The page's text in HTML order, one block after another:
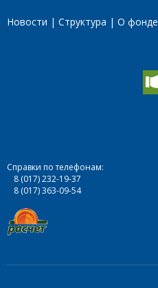
Новости Структура О фонде
Справки по телефонам:
8 (017) 232-19-37
8 (017) 363-09-54